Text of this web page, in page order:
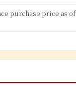
purchase price as of